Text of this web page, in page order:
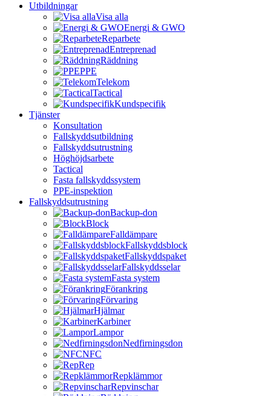
Utbildningar
Visa alla
Energi & GWO
Reparbete
Entreprenad
Räddning
PPE
Telekom
Tactical
Kundspecifik
Tjänster
Konsultation
Fallskyddsutbildning
Fallskyddsutrustning
Höghöjdsarbete
Tactical
Fasta fallskyddssystem
PPE-inspektion
Fallskyddsutrustning
Backup-don
Block
Falldämpare
Fallskyddsblock
Fallskyddspaket
Fallskyddsselar
Fasta system
Förankring
Förvaring
Hjälmar
Karbiner
Lampor
Nedfirningsdon
NFC
Rep
Repklämmor
Repvinschar